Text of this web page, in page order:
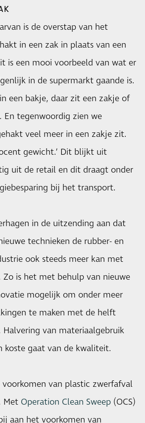
is de overstap van het
in een zak in plaats van een
is een mooi voorbeeld van wat er
in de supermarkt gaande is.
een bakje, daar zit een zakje of
En tegenwoordig zien we
veel meer in een zakje zit.
gewicht.’ Dit blijkt uit
uit de retail en dit draagt onder
bij het transport.
in de uitzending aan dat
technieken de rubber- en
ook steeds meer kan met
is het met behulp van nieuwe
mogelijk om onder meer
te maken met de helft
van materiaalgebruik
koste gaat van de kwaliteit.
van plastic zwerfafval
Met Operation Clean Sweep (OCS)
aan het voorkomen van